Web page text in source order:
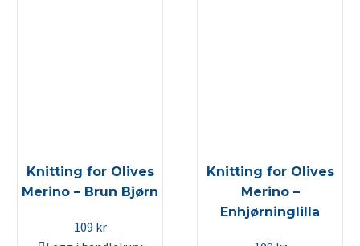
Knitting for Olives
Merino – Brun Bjørn
109 kr
Knitting for Olives
Merino –
Enhjørninglilla